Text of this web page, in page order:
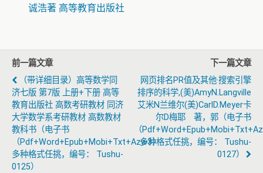
诚浩著 高等教育出版社
前一篇文章
（带详细目录）高等数学同
济七版 第7版 上册+下册 高等
教育出版社 高数考研教材 同济
大学数学系考研教材 高数教材
教科书（电子书
（pdf+word+epub+mobi+txt+azw3）
多种格式任挑，编号： Tushu-
0125）
下一篇文章
网页排名PR值及其他·搜索引擎
排序的科学,(美)AmyN.Langville
艾米N兰维尔(美)CarlD.Meyer卡
尔D梅耶 著，郭（电子书
（
多种格式任挑，编号： Tushu-
0127）